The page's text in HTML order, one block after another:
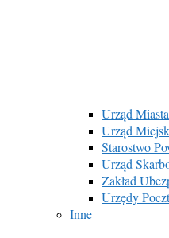
Urząd
Urząd
Starostwo
Urząd
Zakład
Urzędy
Inne